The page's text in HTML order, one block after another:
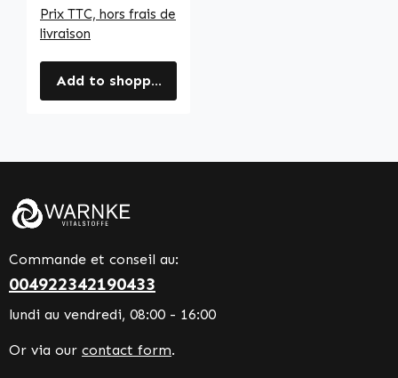
Prix TTC, hors frais de
livraison
Add to shopping cart
Commande et conseil au:
004922342190433
lundi au vendredi, 08:00 - 16:00
Or via our contact form.